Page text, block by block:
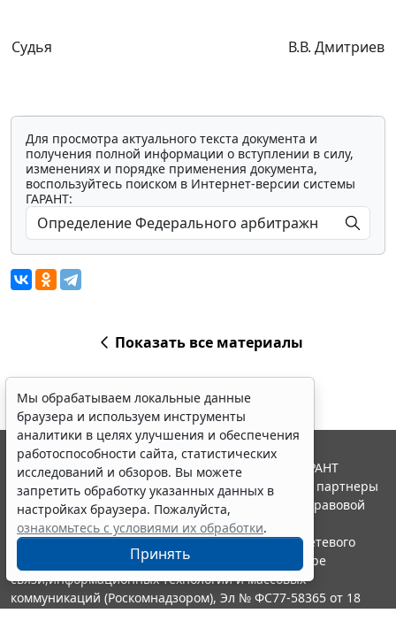
Судья В.В. Дмитриев
Для просмотра актуального текста документа и
получения полной информации о вступлении в силу,
изменениях и порядке применения документа,
воспользуйтесь поиском в Интернет-версии системы
ГАРАНТ:
Показать все материалы
Мы обрабатываем локальные данные
браузера и используем инструменты
аналитики в целях улучшения и обеспечения
работоспособности сайта, статистических
исследований и обзоров. Вы можете
запретить обработку указанных данных в
настройках браузера. Пожалуйста,
ознакомьтесь с условиями их обработки.
Принять
© ООО "НПП "ГАРАНТ-СЕРВИС", 2026. Система ГАРАНТ
выпускается с 1990 года. Компания "Гарант" и ее партнеры
являются участниками Российской ассоциации правовой
информации ГАРАНТ.
Портал ГАРАНТ.РУ зарегистрирован в качестве сетевого
издания Федеральной службой по надзору в сфере
связи,информационных технологий и массовых
коммуникаций (Роскомнадзором), Эл № ФС77-58365 от 18